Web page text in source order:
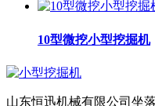
10型微挖小型挖掘机
山东恒迅机械有限公司坐